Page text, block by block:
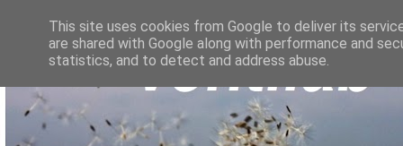
This site uses cookies from Google to deliver its
are shared with Google along with performance and
statistics, and to detect and address abuse.